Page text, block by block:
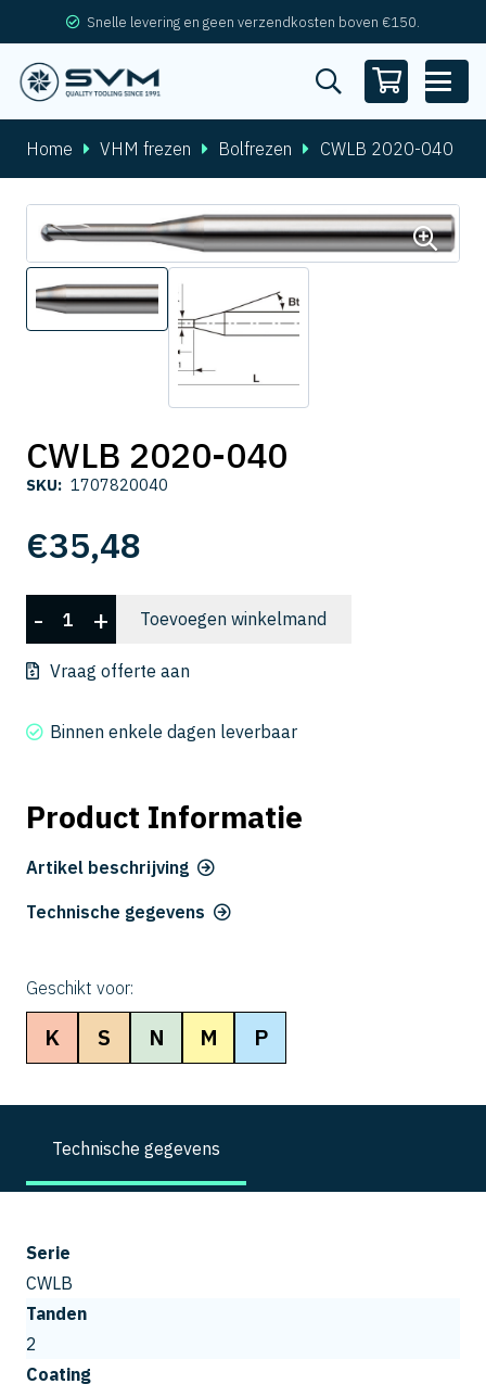
Snelle levering en geen verzendkosten boven €150.
Home VHM frezen Bolfrezen CWLB 2020-040
CWLB 2020-040
SKU: 1707820040
€35,48
CWLB
2020-
040
- + Toevoegen winkelmand
Vraag offerte aan
Binnen enkele dagen leverbaar
Product Informatie
Artikel beschrijving
Technische gegevens
Geschikt voor:
K S N M P
Technische gegevens
Serie
CWLB
Tanden
2
Coating